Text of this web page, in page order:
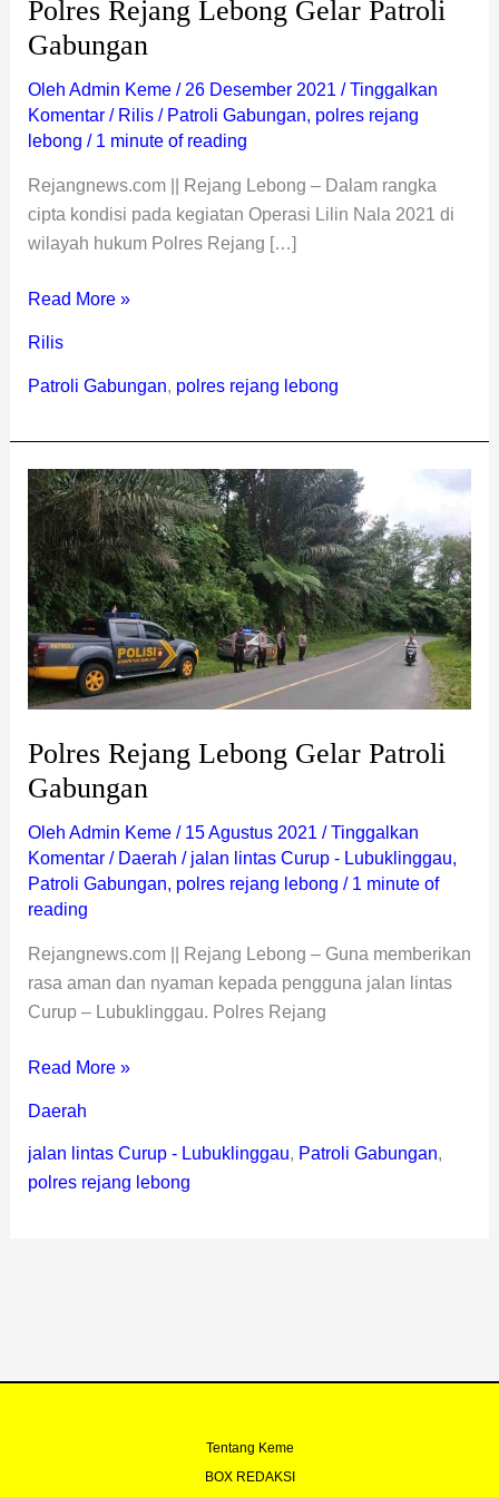
Polres Rejang Lebong Gelar Patroli
Gabungan
Oleh Admin Keme / 26 Desember 2021 /Tinggalkan
Komentar / Rilis/ Patroli Gabungan, polres rejang
lebong / 1 minute of reading
Rejangnews.com || Rejang Lebong – Dalam rangka
cipta kondisi pada kegiatan Operasi Lilin Nala 2021 di
wilayah hukum Polres Rejang […]
Read More »
Rilis
Patroli Gabungan, polres rejang lebong
Polres Rejang Lebong Gelar Patroli
Gabungan
Oleh Admin Keme / 15 Agustus 2021 /Tinggalkan
Komentar / Daerah / jalan lintas Curup - Lubuklinggau,
Patroli Gabungan, polres rejang lebong / 1 minute of
reading
Rejangnews.com || Rejang Lebong – Guna memberikan
rasa aman dan nyaman kepada pengguna jalan lintas
Curup – Lubuklinggau. Polres Rejang
Polres
Rejang
Lebong
Gelar
Patroli
Gabungan
Read More »
Daerah
jalan lintas Curup - Lubuklinggau, Patroli Gabungan,
polres rejang lebong
Tentang Keme
BOX REDAKSI